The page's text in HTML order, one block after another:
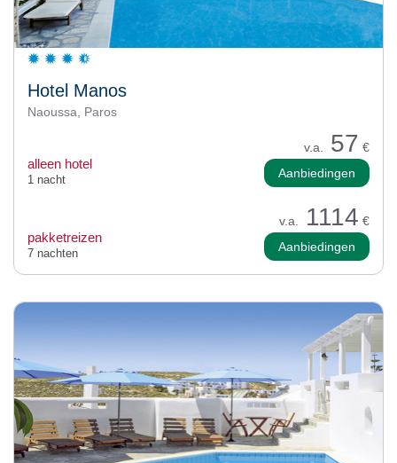
Hotel Manos
Naoussa, Paros
v.a. 57 €
alleen hotel
1 nacht Aanbiedingen
v.a. 1114 €
pakketreizen
7 nachten Aanbiedingen